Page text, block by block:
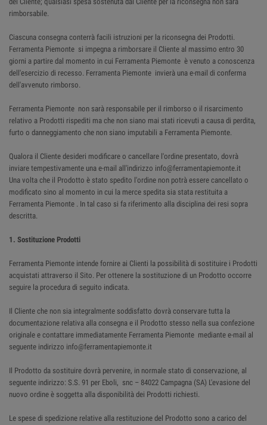
rimborsabile.
Ciascuna consegna conterrà facili istruzioni per la riconsegna dei Prodotti.
Ferramenta Piemonte si impegna a rimborsare il Cliente al massimo entro 30
giorni a partire dal momento in cui Ferramenta Piemonte è venuto a conoscenza
dell'esercizio di recesso. Ferramenta Piemonte invierà una e-mail di conferma
dell'avvenuto rimborso.
Ferramenta Piemonte non sarà responsabile per il rimborso o il risarcimento
relativo a Prodotti rispediti ma che non siano mai stati ricevuti a causa di perdita,
furto o danneggiamento che non siano imputabili a Ferramenta Piemonte.
Qualora il Cliente desideri modificare o cancellare l'ordine presentato, dovrà
inviare tempestivamente una e-mail all'indirizzo info@ferramentapiemonte.it
Una volta che il Prodotto è stato spedito l'ordine non potrà essere cancellato o
modificato sino al momento in cui la merce spedita sia stata restituita a
Ferramenta Piemonte . In tal caso si fa riferimento alla disciplina dei resi sopra
descritta.
1. Sostituzione Prodotti
Ferramenta Piemonte intende fornire ai Clienti la possibilità di sostituire i Prodotti
acquistati attraverso il Sito. Per ottenere la sostituzione di un Prodotto occorre
seguire la procedura di seguito indicata.
Il Cliente che non sia integralmente soddisfatto dovrà conservare tutta la
documentazione relativa alla consegna e il Prodotto stesso nella sua confezione
originale e contattare immediatamente Ferramenta Piemonte mediante e-mail al
seguente indirizzo info@ferramentapiemonte.it
Il Prodotto da sostituire dovrà pervenire, in normale stato di conservazione, al
seguente indirizzo: S.S. 91 per Eboli, snc – 84022 Campagna (SA) L'evasione del
nuovo ordine è soggetta alla disponibilità dei Prodotti richiesti.
Le spese di spedizione relative alla restituzione del Prodotto sono a carico del